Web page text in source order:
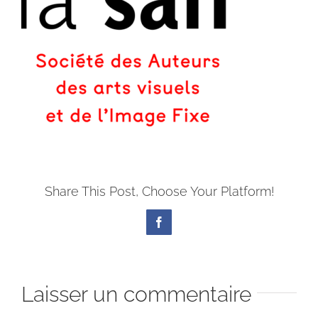
Share This Post, Choose Your Platform!
Facebook
Laisser un commentaire